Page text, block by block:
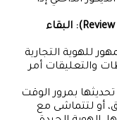
المراجعة والتطور (Review and Evolution): البقاء
للهوية التجارية
والتعليقات أمر
تحديثها بمرور الوقت
أو لتتماشى مع